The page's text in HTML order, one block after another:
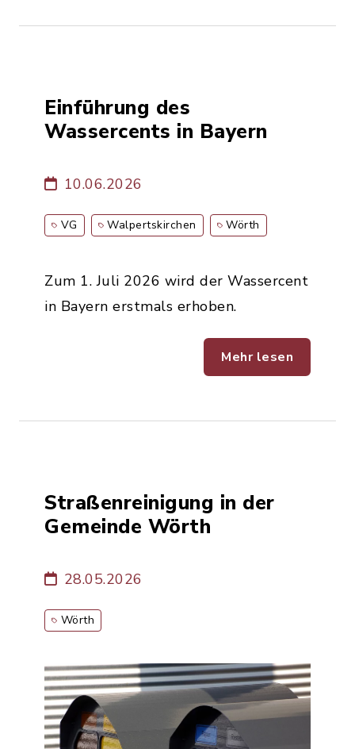
Einführung des
Wassercents in Bayern
10.06.2026
VG Walpertskirchen Wörth
Zum 1. Juli 2026 wird der Wassercent
in Bayern erstmals erhoben.
Mehr lesen
Straßenreinigung in der
Gemeinde Wörth
28.05.2026
Wörth